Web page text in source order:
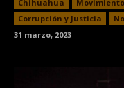
Chihuahua
Corrupción y Justicia
31 marzo, 2023